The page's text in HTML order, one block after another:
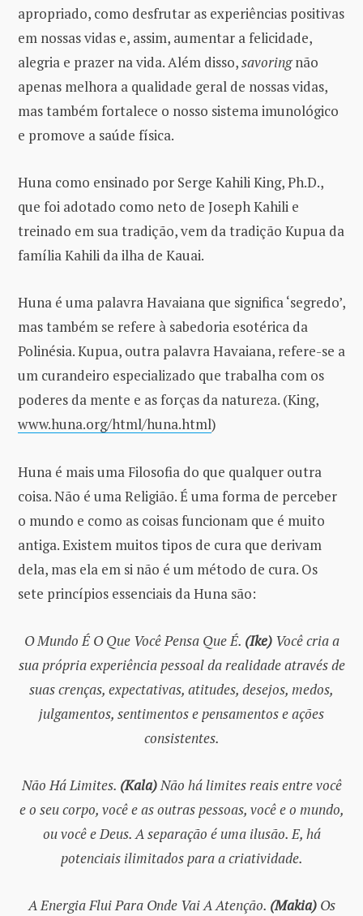
apropriado, como desfrutar as experiências positivas
em nossas vidas e, assim, aumentar a felicidade,
alegria e prazer na vida. Além disso,savoringnão
apenas melhora a qualidade geral de nossas vidas,
mas também fortalece o nosso sistema imunológico
e promove a saúde física.
Huna como ensinado por Serge Kahili King, Ph.D.,
que foi adotado como neto de Joseph Kahili e
treinado em sua tradição, vem da tradição Kupua da
família Kahili da ilha de Kauai.
Huna é uma palavra Havaiana que significa ‘segredo’,
mas também se refere à sabedoria esotérica da
Polinésia. Kupua, outra palavra Havaiana, refere-se a
um curandeiro especializado que trabalha com os
poderes da mente e as forças da natureza. (King,
www.huna.org/html/huna.html)
Huna é mais uma Filosofia do que qualquer outra
coisa. Não é uma Religião. É uma forma de perceber
o mundo e como as coisas funcionam que é muito
antiga. Existem muitos tipos de cura que derivam
dela, mas ela em si não é um método de cura. Os
sete princípios essenciais da Huna são:
O Mundo É O Que Você Pensa Que É. (Ike)Você cria a
sua própria experiência pessoal da realidade através de
suas crenças, expectativas, atitudes, desejos, medos,
julgamentos, sentimentos e pensamentos e ações
consistentes.
Não Há Limites. (Kala)Não há limites reais entre você
e o seu corpo, você e as outras pessoas, você e o mundo,
ou você e Deus. A separação é uma ilusão. E, há
potenciais ilimitados para a criatividade.
A Energia Flui Para Onde Vai A Atenção. (Makia)Os